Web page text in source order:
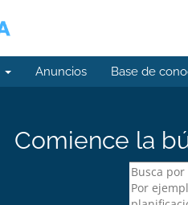
Anuncios Base de
Comience la